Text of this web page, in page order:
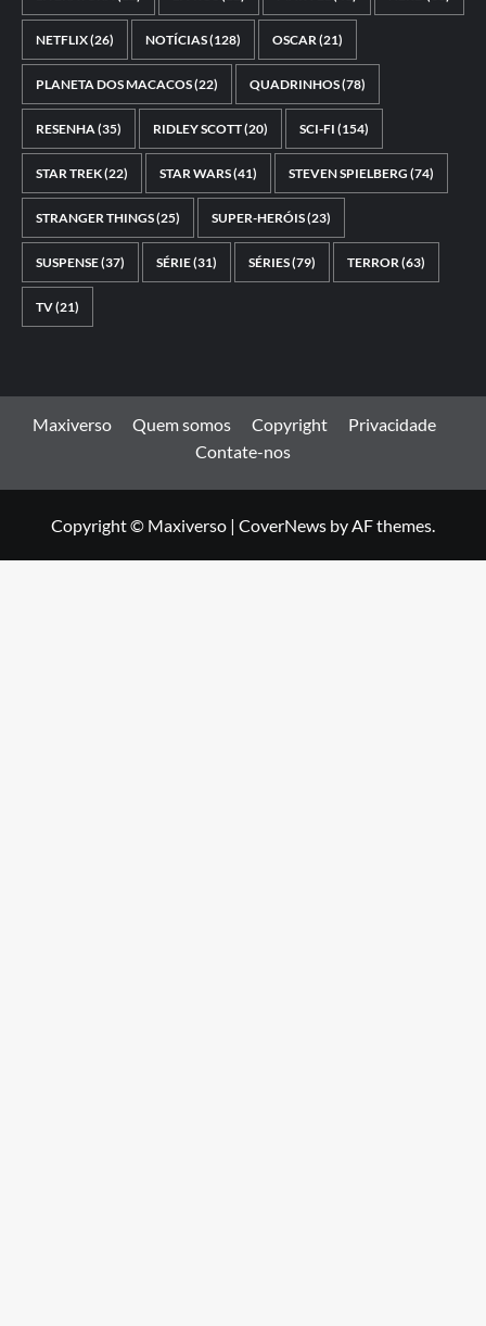
NETFLIX(26) NOTÍCIAS(128) OSCAR(21)
PLANETA DOS MACACOS(22) QUADRINHOS(78)
RESENHA(35) RIDLEY SCOTT(20) SCI-FI (154)
STAR TREK(22) STAR WARS(41) STEVEN SPIELBERG (74)
STRANGER THINGS(25) SUPER-HERÓIS(23)
SUSPENSE(37) SÉRIE(31) SÉRIES(79) TERROR(63)
TV(21)
Maxiverso Quem somos Copyright
Privacidade
Contate-nos
Copyright © Maxiverso | CoverNews by AF themes.